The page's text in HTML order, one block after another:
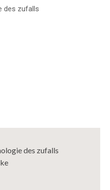
des zufalls
des zufalls